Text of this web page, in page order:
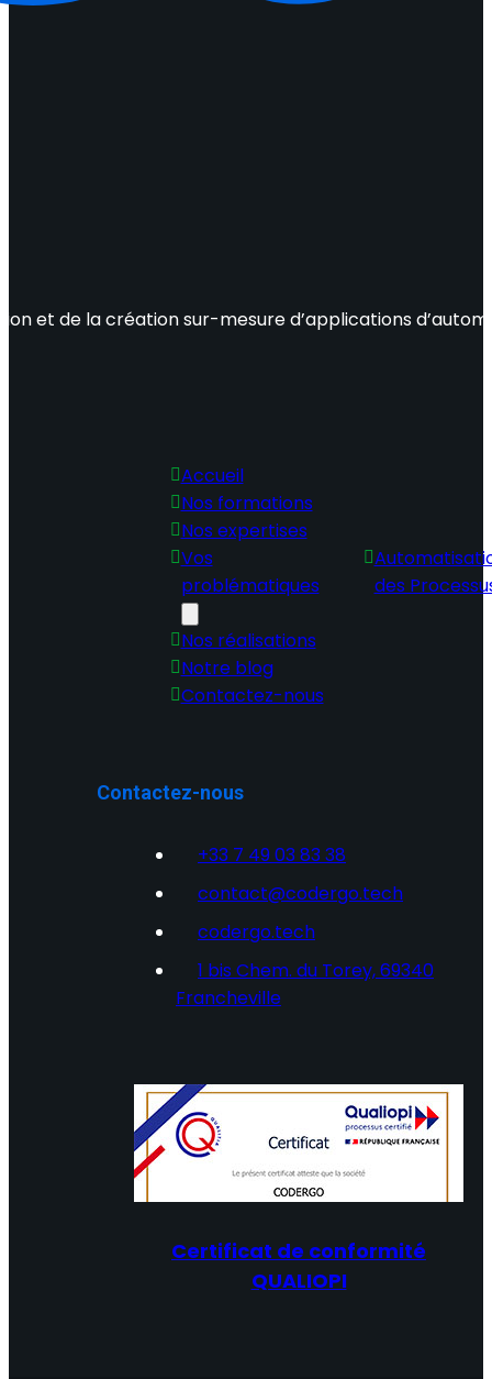
et de la création sur-mesure d’applications
Accueil
Nos formations
Nos expertises
Vos
problématiques
des
Nos réalisations
Notre blog
Contactez-nous
Contactez-nous
+33 7 49 03 83 38
contact@codergo.tech
codergo.tech
1 bis Chem. du Torey, 69340
Francheville
Certificat de conformité
QUALIOPI